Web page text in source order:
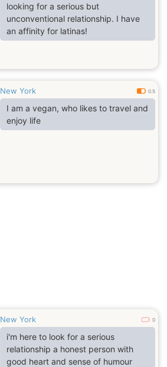
looking for a serious but
unconventional relationship. I have
an affinity for latinas!
New York 0.5
I am a vegan, who likes to travel and
enjoy life
New York 0
i'm here to look for a serious
relationship a honest person with
good heart and sense of humour